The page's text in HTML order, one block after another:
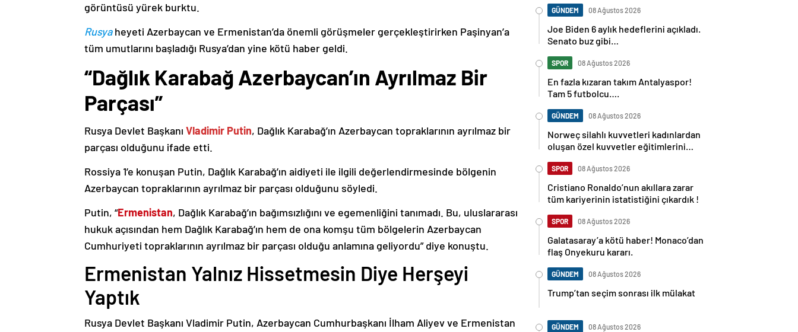
görüntüsü yürek burktu.
Rusyaheyeti Azerbaycan ve Ermenistan’da önemli görüşmeler gerçekleştirirken Paşinyan’a
tüm umutlarını başladığı Rusya’dan yine kötü haber geldi.
“Dağlık Karabağ Azerbaycan’ın Ayrılmaz Bir
Parçası”
Rusya Devlet Başkanı Vladimir Putin, Dağlık Karabağ’ın Azerbaycan topraklarının ayrılmaz bir
parçası olduğunu ifade etti.
Rossiya 1’e konuşan Putin, Dağlık Karabağ’ın aidiyeti ile ilgili değerlendirmesinde bölgenin
Azerbaycan topraklarının ayrılmaz bir parçası olduğunu söyledi.
Putin, “Ermenistan, Dağlık Karabağ’ın bağımsızlığını ve egemenliğini tanımadı. Bu, uluslararası
hukuk açısından hem Dağlık Karabağ’ın hem de ona komşu tüm bölgelerin Azerbaycan
Cumhuriyeti topraklarının ayrılmaz bir parçası olduğu anlamına geliyordu” diye konuştu.
Ermenistan Yalnız Hissetmesin Diye Herşeyi
Yaptık
Rusya Devlet Başkanı Vladimir Putin, Azerbaycan Cumhurbaşkanı İlham Aliyev ve Ermenistan
GÜNDEM 08 Ağustos 2026
Joe Biden 6 aylık hedeflerini açıkladı.
Senato buz gibi…
SPOR 08 Ağustos 2026
En fazla kızaran takım Antalyaspor!
Tam 5 futbolcu….
GÜNDEM 08 Ağustos 2026
Norweç silahlı kuvvetleri kadınlardan
oluşan özel kuvvetler eğitimlerini
SPOR 08 Ağustos 2026
Cristiano Ronaldo’nun akıllara zarar
tüm kariyerinin istatistiğini çıkardık !
SPOR 08 Ağustos 2026
Galatasaray’a kötü haber! Monaco’dan
flaş Onyekuru kararı.
GÜNDEM 08 Ağustos 2026
Trump’tan seçim sonrası ilk mülakat
GÜNDEM 08 Ağustos 2026